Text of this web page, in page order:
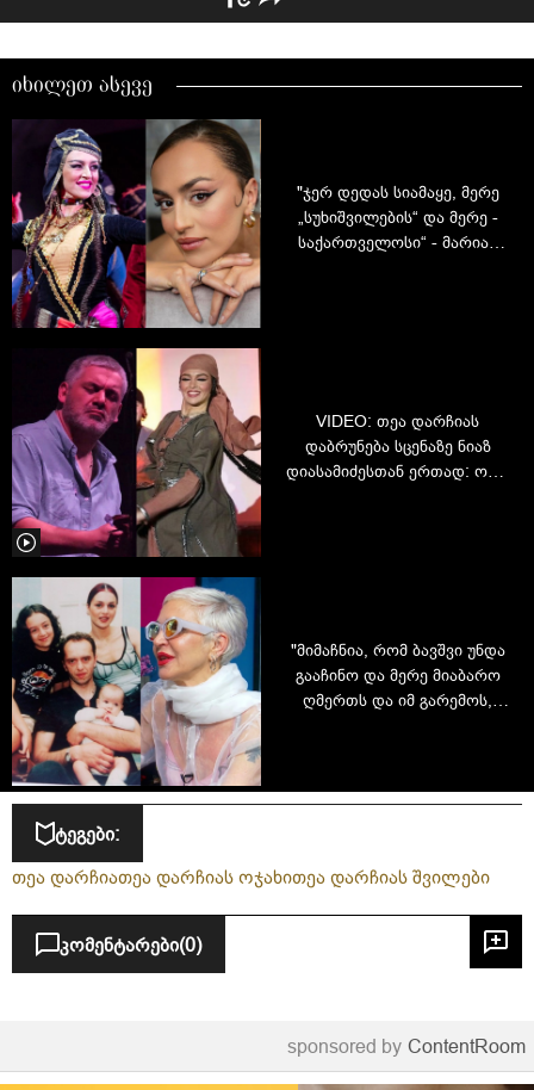
იხილეთ ასევე
"ჯერ დედას სიამაყე, მერე
„სუხიშვილების“ და მერე -
საქართველოსი“ - მარიამ
VIDEO: თეა დარჩიას
დაბრუნება სცენაზე ნიაზ
დიასამიძესთან ერთად: ორი
"მიმაჩნია, რომ ბავშვი უნდა
გააჩინო და მერე მიაბარო
ღმერთს და იმ გარემოს,
წარმატებული ქალი
ტეგები:
თეა დარჩიათეა დარჩიას ოჯახითეა დარჩიას შვილები
კომენტარები(0)
sponsored by ContentRoom